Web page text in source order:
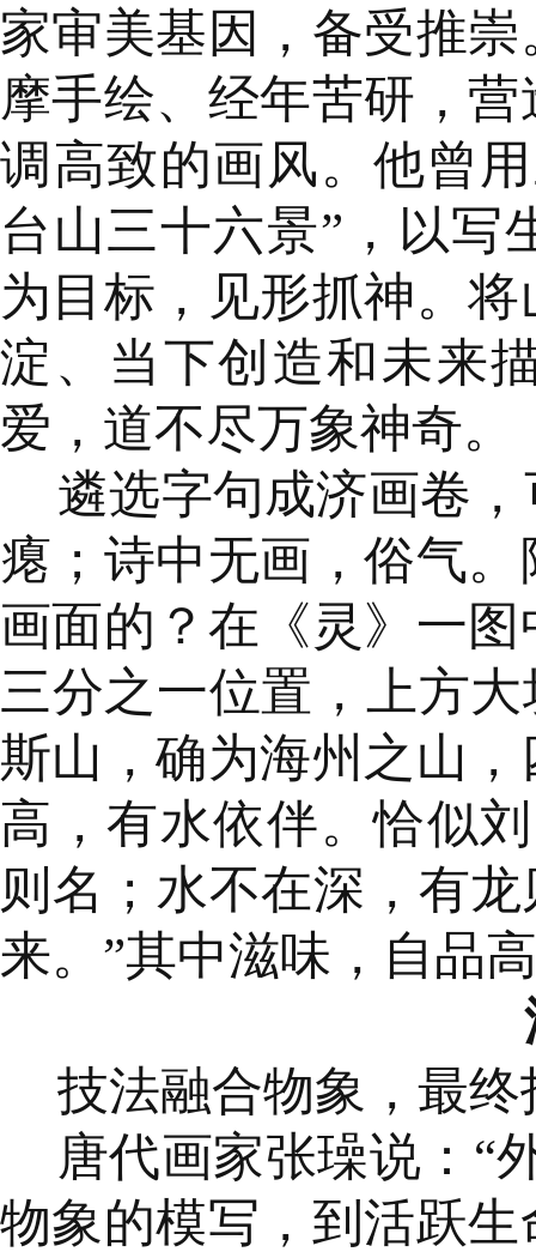
家审美基因，备受推
摩手绘、经年苦研，
调高致的画风。他曾
台山三十六景”，以写
为目标，见形抓神。
淀、当下创造和未来
爱，道不尽万象神奇。
遴选字句成济画卷
瘪；诗中无画，俗气
画面的？在《灵》一
三分之一位置，上方
斯山，确为海州之山
高，有水依伴。恰似
则名；水不在深，有
来。”其中滋味，自品
技法融合物象，最
唐代画家张璪说：“
物象的模写，到活跃